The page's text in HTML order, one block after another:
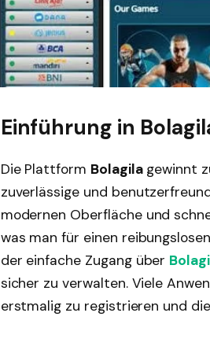
Einführung in
Die Plattform Bolagilagewinnt
zuverlässige und
modernen Oberfläche und
was man für einen
der einfache Zugang über
sicher zu verwalten. Viele
erstmalig zu registrieren und